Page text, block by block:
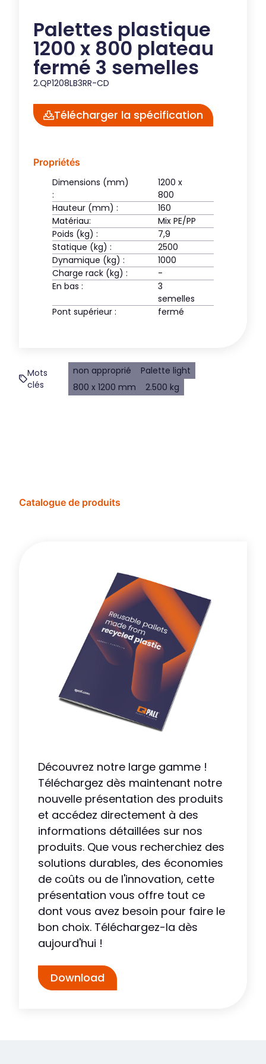
Palettes plastique
1200 x 800 plateau
fermé 3 semelles
2.QP1208LB3RR-CD
Télécharger la spécification
Propriétés
Dimensions (mm)
:
1200 x
800
Hauteur (mm) :
160
Matériau:
Mix PE/PP
Poids (kg) :
7,9
Statique (kg) :
2500
Dynamique (kg) :
1000
Charge rack (kg) :
-
En bas :
3
semelles
Pont supérieur :
fermé
Mots
clés
non approprié
Palette light
800 x 1200 mm
2.500 kg
Catalogue de produits
Découvrez notre large gamme !
Téléchargez dès maintenant notre
nouvelle présentation des produits
et accédez directement à des
informations détaillées sur nos
produits. Que vous recherchiez des
solutions durables, des économies
de coûts ou de l'innovation, cette
présentation vous offre tout ce
dont vous avez besoin pour faire le
bon choix. Téléchargez-la dès
aujourd'hui !
Download